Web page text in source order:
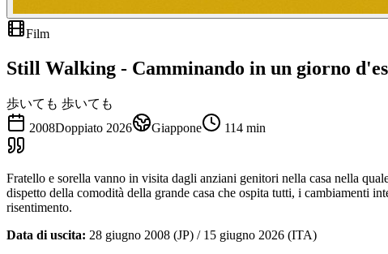
Film
Still Walking - Camminando in un giorno
歩いても 歩いても
2008Doppiato 2026 Giappone 114 min
Fratello e sorella vanno in visita dagli anziani genitori nella casa nella
dispetto della comodità della grande casa che ospita tutti, i cambiamenti
risentimento.
Data di uscita: 28 giugno 2008 (JP) / 15 giugno 2026 (ITA)